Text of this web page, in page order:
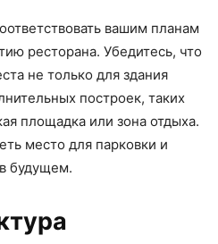
вашим планам
ресторана. Убедитесь, что
не только для здания
построек, таких
площадка или зона отдыха.
место для парковки и
будущем.